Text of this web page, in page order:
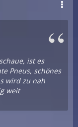
ist es
Pneus, schönes
wird zu nah
weit